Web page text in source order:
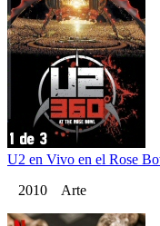
U2 en Vivo en el Rose
2010 Arte